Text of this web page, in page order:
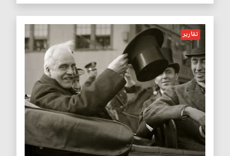
تقارير